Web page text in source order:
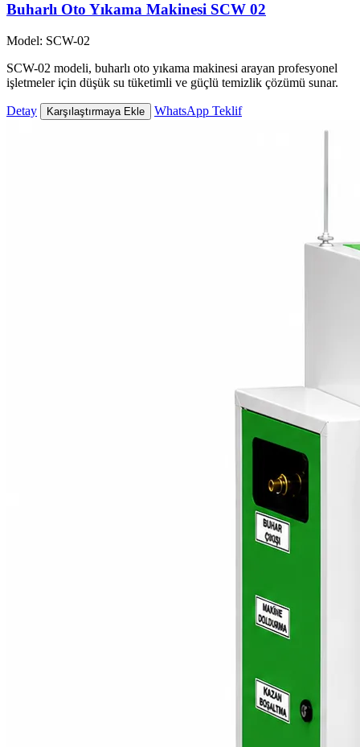
Buharlı Oto Yıkama Makinesi SCW 02
Model: SCW-02
SCW-02 modeli, buharlı oto yıkama makinesi arayan profesyonel
işletmeler için düşük su tüketimli ve güçlü temizlik çözümü sunar.
Detay Karşılaştırmaya Ekle WhatsApp Teklif